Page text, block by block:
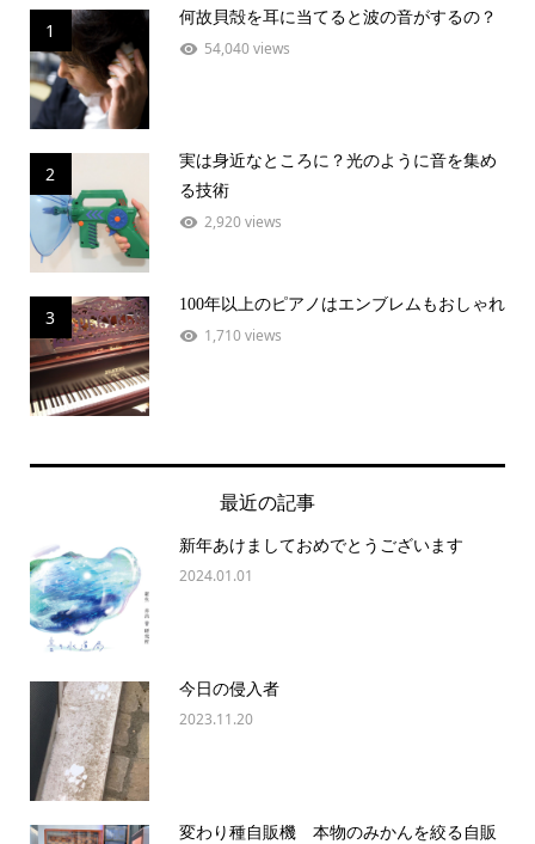
1
何故貝殻を耳に当てると波の音がするの？
54,040 views
2
実は身近なところに？光のように音を集め
る技術
2,920 views
3
100年以上のピアノはエンブレムもおしゃれ
1,710 views
最近の記事
新年あけましておめでとうございます
2024.01.01
今日の侵入者
2023.11.20
変わり種自販機 本物のみかんを絞る自販